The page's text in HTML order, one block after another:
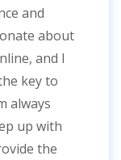
and
about
and I
key to
always
up with
the